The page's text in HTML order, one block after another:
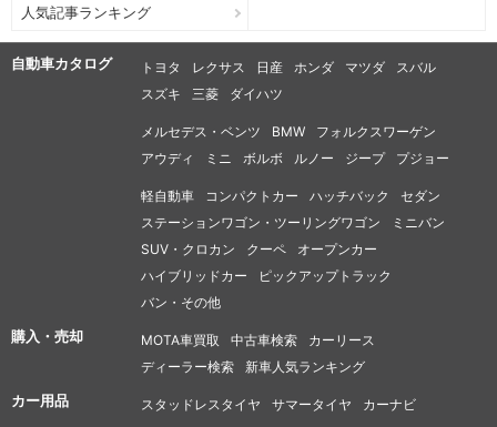
人気記事ランキング
自動車カタログ トヨタ レクサス 日産 ホンダ マツダ
スバル
スズキ
三菱 ダイハツ
メルセデス・ベンツ BMW
フォルクスワーゲン
アウディ
ミニ ボルボ ルノー ジープ プジョー
軽自動車 コンパクトカー ハッチバック
セダン
ステーションワゴン・ツーリングワゴン
ミニバン
SUV・クロカン
クーペ
オープンカー
ハイブリッドカー
ピックアップトラック
バン・その他
購入・売却 MOTA車買取 中古車検索
カーリース
ディーラー検索
新車人気ランキング
カー用品 スタッドレスタイヤ サマータイヤ カーナビ